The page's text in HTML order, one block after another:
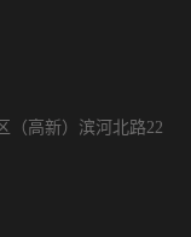
（高新）滨河北路22